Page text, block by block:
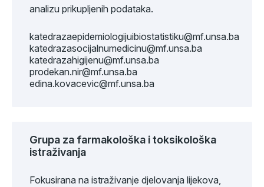
analizu prikupljenih podataka.
katedrazaepidemiologijuibiostatistiku@mf.unsa.ba
katedrazasocijalnumedicinu@mf.unsa.ba
katedrazahigijenu@mf.unsa.ba
prodekan.nir@mf.unsa.ba
edina.kovacevic@mf.unsa.ba
Grupa za farmakološka i toksikološka
istraživanja
Fokusirana na istraživanje djelovanja lijekova,